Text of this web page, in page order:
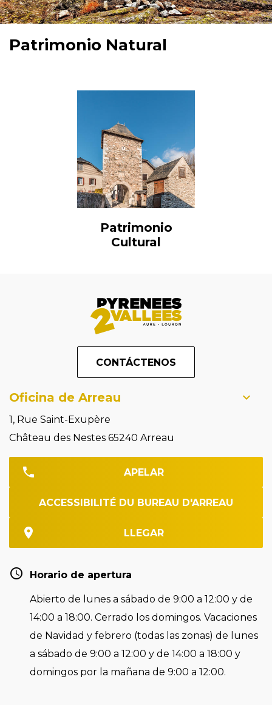
Patrimonio Natural
Patrimonio
Cultural
CONTÁCTENOS
Oficina de Arreau
1, Rue Saint-Exupère
Château des Nestes 65240 Arreau
APELAR
ACCESSIBILITÉ DU BUREAU D'ARREAU
LLEGAR
Horario de apertura
Abierto de lunes a sábado de 9:00 a 12:00 y de
14:00 a 18:00. Cerrado los domingos. Vacaciones
de Navidad y febrero (todas las zonas) de lunes
a sábado de 9:00 a 12:00 y de 14:00 a 18:00 y
domingos por la mañana de 9:00 a 12:00.